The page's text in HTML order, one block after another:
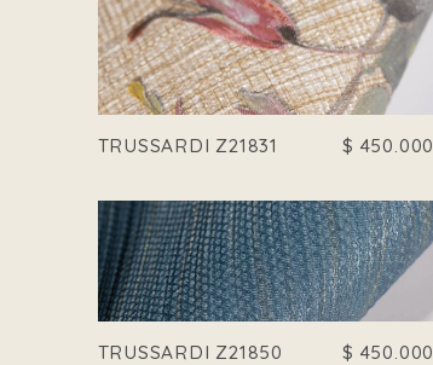
TRUSSARDI Z21831 $ 450.000
TRUSSARDI Z21850 $ 450.000